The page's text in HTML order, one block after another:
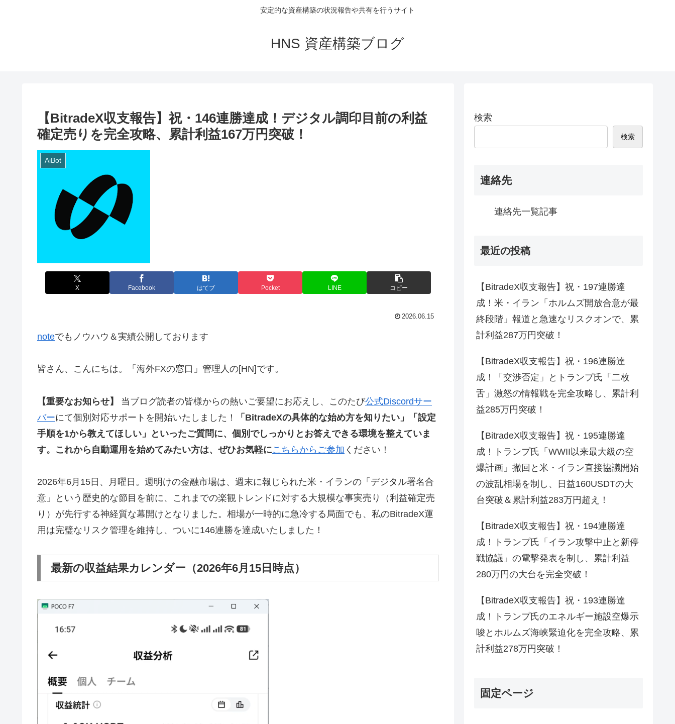
安定的な資産構築の状況報告や共有を行うサイト
HNS 資産構築ブログ
【BitradeX収支報告】祝・146連勝達成！デジタル調印目前の利益
確定売りを完全攻略、累計利益167万円突破！
AiBot
X Facebook はてブ Pocket LINE コピー
2026.06.15
noteでもノウハウ＆実績公開しております
皆さん、こんにちは。「海外FXの窓口」管理人の[HN]です。
【重要なお知らせ】 当ブログ読者の皆様からの熱いご要望にお応えし、このたび公式Discordサー
バーにて個別対応サポートを開始いたしました！
「BitradeXの具体的な始め方を知りたい」「設定
手順を1から教えてほしい」といったご質問に、個別でしっかりとお答えできる環境を整えていま
す。これから自動運用を始めてみたい方は、ぜひお気軽にこちらからご参加 ください！
2026年6月15日、月曜日。週明けの金融市場は、週末に報じられた米・イランの「デジタル署名合
意」という歴史的な節目を前に、これまでの楽観トレンドに対する大規模な事実売り（利益確定売
り）が先行する神経質な幕開けとなりました。相場が一時的に急冷する局面でも、私のBitradeX運
用は完璧なリスク管理を維持し、ついに146連勝を達成いたしました！
最新の収益結果カレンダー（2026年6月15日時点）
検索
検索
連絡先
連絡先一覧記事
最近の投稿
【BitradeX収支報告】祝・197連勝達
成！米・イラン「ホルムズ開放合意が最
終段階」報道と急速なリスクオンで、累
計利益287万円突破！
【BitradeX収支報告】祝・196連勝達
成！「交渉否定」とトランプ氏「二枚
舌」激怒の情報戦を完全攻略し、累計利
益285万円突破！
【BitradeX収支報告】祝・195連勝達
成！トランプ氏「WWII以来最大級の空
爆計画」撤回と米・イラン直接協議開始
の波乱相場を制し、日益160USDTの大
台突破＆累計利益283万円超え！
【BitradeX収支報告】祝・194連勝達
成！トランプ氏「イラン攻撃中止と新停
戦協議」の電撃発表を制し、累計利益
280万円の大台を完全突破！
【BitradeX収支報告】祝・193連勝達
成！トランプ氏のエネルギー施設空爆示
唆とホルムズ海峡緊迫化を完全攻略、累
計利益278万円突破！
固定ページ